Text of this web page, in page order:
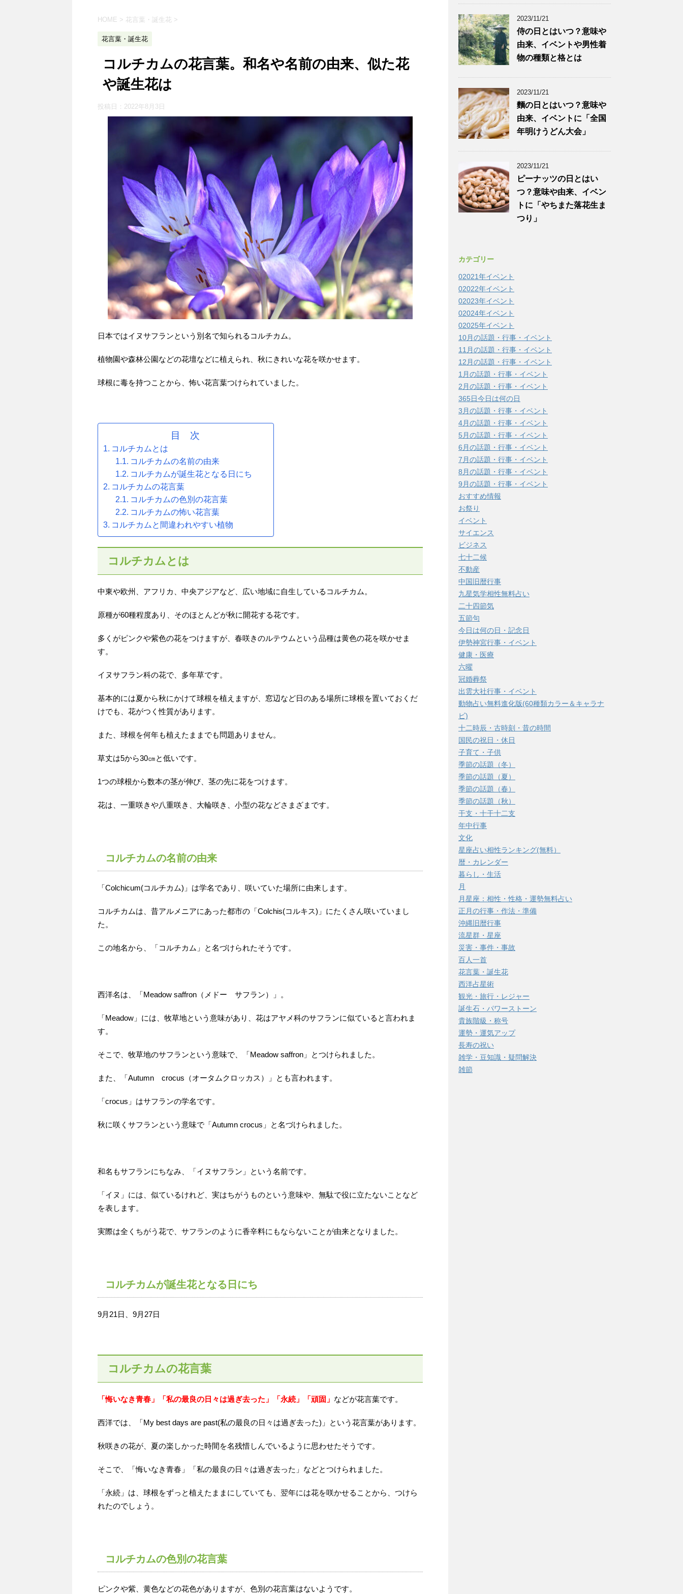
HOME > 花言葉・誕生花 >
花言葉・誕生花
コルチカムの花言葉。和名や名前の由来、似た花
や誕生花は
投稿日： 2022年8月3日
日本ではイヌサフランという別名で知られるコルチカム。
植物園や森林公園などの花壇などに植えられ、秋にきれいな花を咲かせます。
球根に毒を持つことから、怖い花言葉つけられていました。
目 次
コルチカムとは
コルチカムの名前の由来
コルチカムが誕生花となる日にち
コルチカムの花言葉
コルチカムの色別の花言葉
コルチカムの怖い花言葉
コルチカムと間違われやすい植物
コルチカムとは
中東や欧州、アフリカ、中央アジアなど、広い地域に自生しているコルチカム。
原種が60種程度あり、そのほとんどが秋に開花する花です。
多くがピンクや紫色の花をつけますが、春咲きのルテウムという品種は黄色の花を咲かせま
す。
イヌサフラン科の花で、多年草です。
基本的には夏から秋にかけて球根を植えますが、窓辺など日のある場所に球根を置いておくだ
けでも、花がつく性質があります。
また、球根を何年も植えたままでも問題ありません。
草丈は5から30㎝と低いです。
1つの球根から数本の茎が伸び、茎の先に花をつけます。
花は、一重咲きや八重咲き、大輪咲き、小型の花などさまざまです。
コルチカムの名前の由来
「Colchicum(コルチカム)」は学名であり、咲いていた場所に由来します。
コルチカムは、昔アルメニアにあった都市の「Colchis(コルキス)」にたくさん咲いていまし
た。
この地名から、「コルチカム」と名づけられたそうです。
西洋名は、「Meadow saffron（メドー サフラン）」。
「Meadow」には、牧草地という意味があり、花はアヤメ科のサフランに似ていると言われま
す。
そこで、牧草地のサフランという意味で、「Meadow saffron」とつけられました。
また、「Autumn crocus（オータムクロッカス）」とも言われます。
「crocus」はサフランの学名です。
秋に咲くサフランという意味で「Autumn crocus」と名づけられました。
和名もサフランにちなみ、「イヌサフラン」という名前です。
「イヌ」には、似ているけれど、実はちがうものという意味や、無駄で役に立たないことなど
を表します。
実際は全くちがう花で、サフランのように香辛料にもならないことが由来となりました。
コルチカムが誕生花となる日にち
9月21日、9月27日
コルチカムの花言葉
「悔いなき青春」「私の最良の日々は過ぎ去った」「永続」「頑固」 などが花言葉です。
西洋では、「My best days are past(私の最良の日々は過ぎ去った)」という花言葉があります。
秋咲きの花が、夏の楽しかった時間を名残惜しんでいるように思わせたそうです。
そこで、「悔いなき青春」「私の最良の日々は過ぎ去った」などとつけられました。
「永続」は、球根をずっと植えたままにしていても、翌年には花を咲かせることから、つけら
れたのでしょう。
コルチカムの色別の花言葉
ピンクや紫、黄色などの花色がありますが、色別の花言葉はないようです。
2023/11/21
侍の日とはいつ？意味や
由来、イベントや男性着
物の種類と格とは
2023/11/21
麵の日とはいつ？意味や
由来、イベントに「全国
年明けうどん大会」
2023/11/21
ピーナッツの日とはい
つ？意味や由来、イベン
トに「やちまた落花生ま
つり」
カテゴリー
02021年イベント
02022年イベント
02023年イベント
02024年イベント
02025年イベント
10月の話題・行事・イベント
11月の話題・行事・イベント
12月の話題・行事・イベント
1月の話題・行事・イベント
2月の話題・行事・イベント
365日今日は何の日
3月の話題・行事・イベント
4月の話題・行事・イベント
5月の話題・行事・イベント
6月の話題・行事・イベント
7月の話題・行事・イベント
8月の話題・行事・イベント
9月の話題・行事・イベント
おすすめ情報
お祭り
イベント
サイエンス
ビジネス
七十二候
不動産
中国旧暦行事
九星気学相性無料占い
二十四節気
五節句
今日は何の日・記念日
伊勢神宮行事・イベント
健康・医療
六曜
冠婚葬祭
出雲大社行事・イベント
動物占い無料進化版(60種類カラー＆キャラナ
ビ)
十二時辰・古時刻・昔の時間
国民の祝日・休日
子育て・子供
季節の話題（冬）
季節の話題（夏）
季節の話題（春）
季節の話題（秋）
干支・十干十二支
年中行事
文化
星座占い相性ランキング(無料）
暦・カレンダー
暮らし・生活
月
月星座：相性・性格・運勢無料占い
正月の行事・作法・準備
沖縄旧暦行事
流星群・星座
災害・事件・事故
百人一首
花言葉・誕生花
西洋占星術
観光・旅行・レジャー
誕生石・パワーストーン
貴族階級・称号
運勢・運気アップ
長寿の祝い
雑学・豆知識・疑問解決
雑節